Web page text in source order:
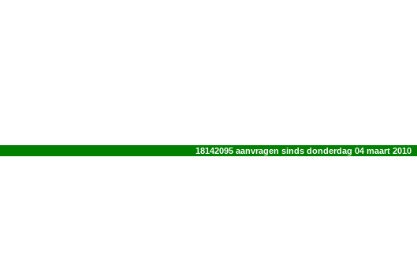
18142095 aanvragen sinds donderdag 04 maart 2010